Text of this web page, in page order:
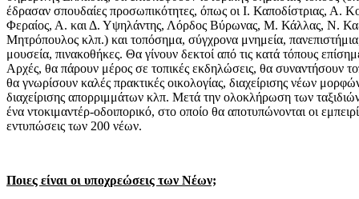
έδρασαν σπουδαίες προσωπικότητες, όπως οι Ι. Καποδίστριας, Α.
Φεραίος, Α. και Δ. Υψηλάντης, Λόρδος Βύρωνας, Μ. Κάλλας, Ν.
Μητρόπουλος κλπ.) και τοπόσημα, σύγχρονα μνημεία,
μουσεία, πινακοθήκες. Θα γίνουν δεκτοί από τις κατά τόπους
Αρχές, θα πάρουν μέρος σε τοπικές εκδηλώσεις, θα συναντήσουν
θα γνωρίσουν καλές πρακτικές οικολογίας, διαχείρισης νέων
διαχείρισης απορριμμάτων κλπ. Μετά την ολοκλήρωση των
ένα ντοκιμαντέρ-οδοιπορικό, στο οποίο θα αποτυπώνονται οι
εντυπώσεις των 200 νέων.
Ποιες είναι οι υποχρεώσεις των Νέων;